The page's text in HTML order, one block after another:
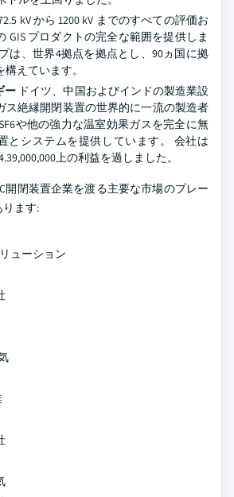
kV から 1200 kV までのすべての評価お
GIS プロダクトの完全な範囲を提供しま
は、世界4拠点を拠点とし、90ヵ国に拠
えています。
ー ドイツ、中国およびインドの製造業設
ス絶縁開閉装置の世界的に一流の製造者
や他の強力な温室効果ガスを完全に無
とシステムを提供しています。 会社は
上の利益を過しました。
開閉装置企業を渡る主要な市場のプレー
ます:
ューション